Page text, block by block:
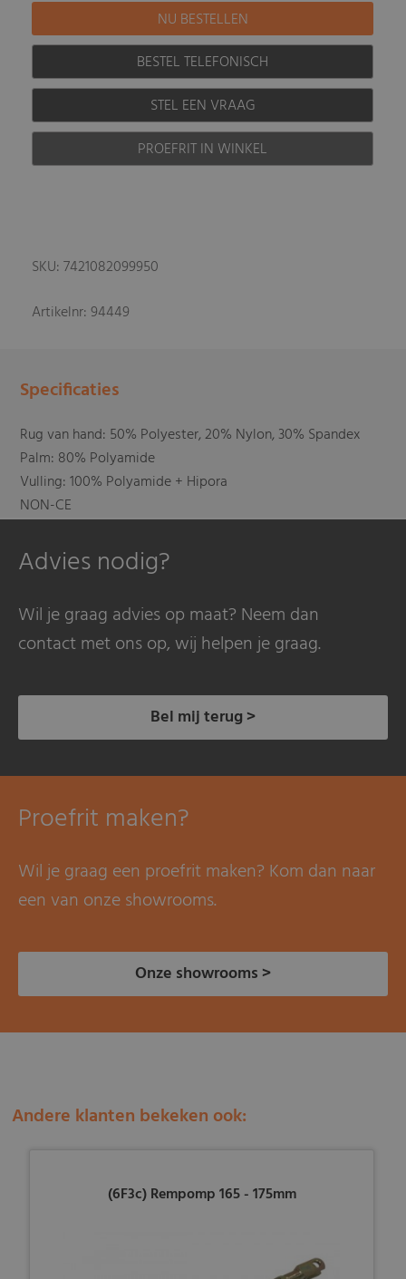
BESTEL TELEFONISCH
STEL EEN VRAAG
PROEFRIT IN WINKEL
SKU: 7421082099950
Artikelnr: 94449
Specificaties
Rug van hand: 50% Polyester, 20% Nylon, 30% Spandex
Palm: 80% Polyamide
Vulling: 100% Polyamide + Hipora
NON-CE
Advies nodig?
Wil je graag advies op maat? Neem dan
contact met ons op, wij helpen je graag.
Bel mij terug >
Proefrit maken?
Wil je graag een proefrit maken? Kom dan naar
een van onze showrooms.
Onze showrooms >
Andere klanten bekeken ook:
(6F3c) Rempomp 165 - 175mm